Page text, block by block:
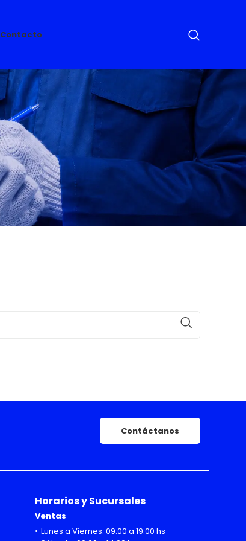
Contacto
Contáctanos
Horarios y Sucursales
Ventas
Lunes a Viernes: 09:00 a 19:00 hs